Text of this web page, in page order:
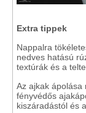
Extra tippek
Nappalra
nedves hatású
textúrák és a
Az ajkak ápolása
fényvédős
kiszáradástól és